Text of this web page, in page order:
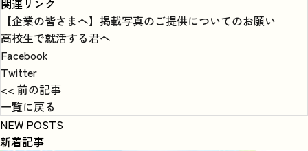
関連リンク
【企業の皆さまへ】掲載写真のご提供についてのお願い
高校生で就活する君へ
Facebook
Twitter
<< 前の記事
一覧に戻る
NEW POSTS
新着記事